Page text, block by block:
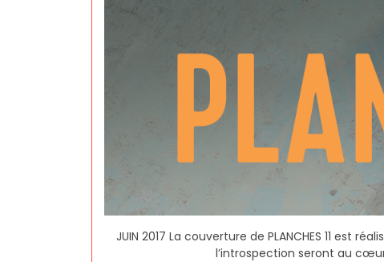
JUIN 2017 La couverture de PLANCHES 11 est
l’introspection seront au